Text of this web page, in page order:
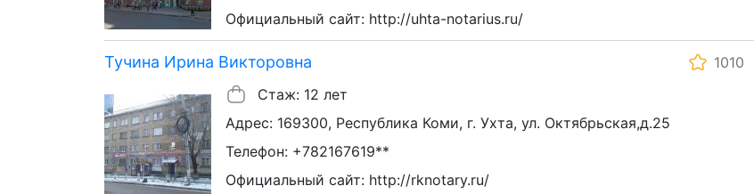
Официальный сайт: http://uhta-notarius.ru/
Тучина Ирина Викторовна
1010
Стаж: 12 лет
Адрес: 169300, Республика Коми, г. Ухта, ул. Октябрьская,д.25
Телефон: +782167619**
Официальный сайт: http://rknotary.ru/